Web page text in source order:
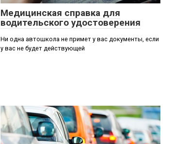
Медицинская справка для
водительского удостоверения
Ни одна автошкола не примет у вас документы, если
у вас не будет действующей